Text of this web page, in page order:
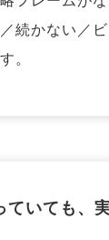
続かない／
。
ていても、